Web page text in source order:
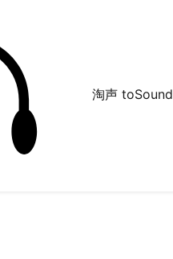
淘声 toSound